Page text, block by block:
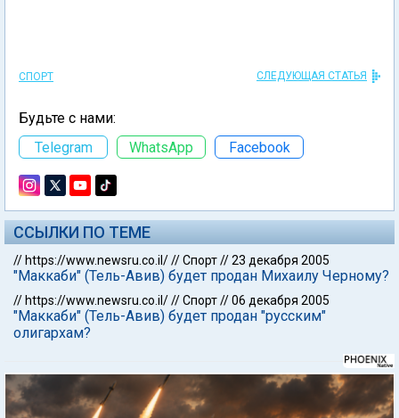
СПОРТ СЛЕДУЮЩАЯ СТАТЬЯ
Будьте с нами:
Telegram
WhatsApp Facebook
ССЫЛКИ ПО ТЕМЕ
// https://www.newsru.co.il///Спорт//23 декабря 2005
"Маккаби" (Тель-Авив) будет продан Михаилу Черному?
// https://www.newsru.co.il///Спорт//06 декабря 2005
"Маккаби" (Тель-Авив) будет продан "русским"
олигархам?